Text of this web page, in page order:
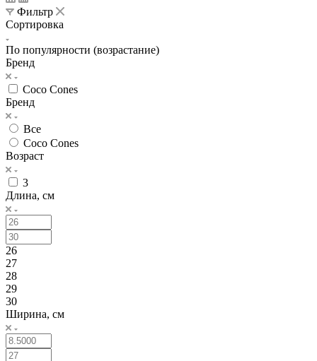
Фильтр
Сортировка
По популярности (возрастание)
Бренд
Coco Cones
Бренд
Все
Coco Cones
Возраст
3
Длина, см
26
27
28
29
30
Ширина, см